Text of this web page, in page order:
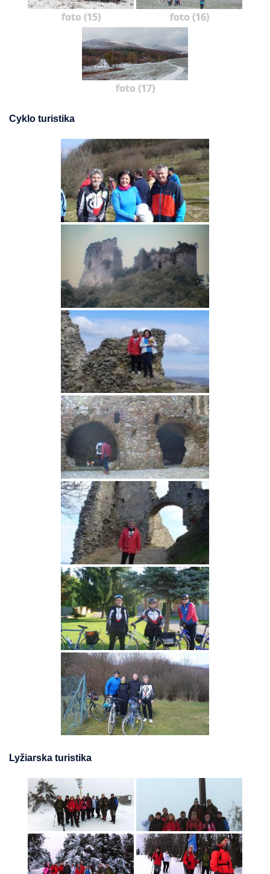
foto (15) foto (16)
foto (17)
Cyklo turistika
Lyžiarska turistika